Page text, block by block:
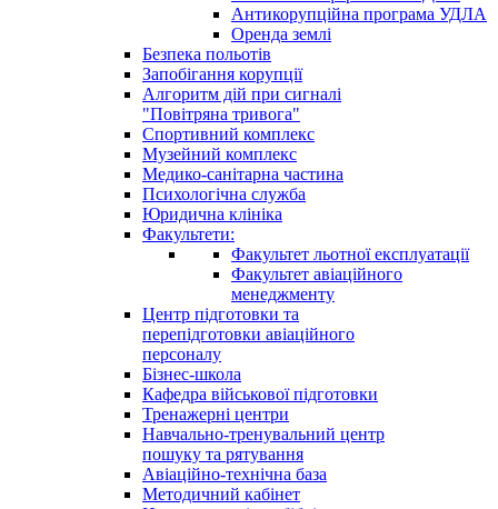
Антикорупційна програма УДЛА
Оренда землі
Безпека польотів
Запобігання корупції
Алгоритм дій при сигналі
"Повітряна тривога"
Спортивний комплекс
Музейний комплекс
Медико-санітарна частина
Психологічна служба
Юридична клініка
Факультети:
Факультет льотної експлуатації
Факультет авіаційного
менеджменту
Центр підготовки та
перепідготовки авіаційного
персоналу
Бізнес-школа
Кафедра військової підготовки
Тренажерні центри
Навчально-тренувальний центр
пошуку та рятування
Авіаційно-технічна база
Методичний кабінет